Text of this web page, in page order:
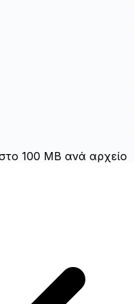
100 MB ανά αρχείο